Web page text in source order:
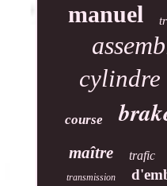
manuel
cylindre
course
maître trafic
transmission